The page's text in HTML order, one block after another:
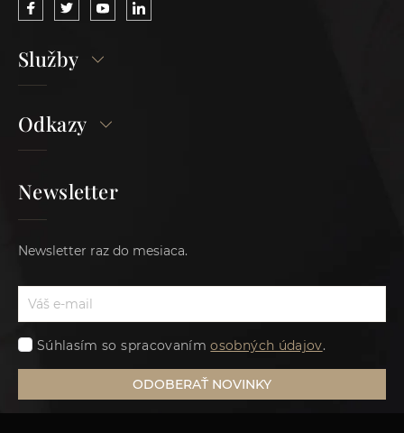
Služby
Odkazy
Newsletter
Newsletter raz do mesiaca.
Súhlasím so spracovanímosobných údajov.
ODOBERAŤ NOVINKY